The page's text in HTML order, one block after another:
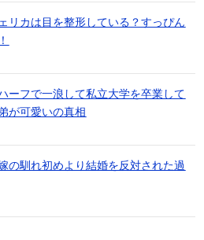
リカは目を整形している？すっぴん
ーフで一浪して私立大学を卒業して
が可愛いの真相
の馴れ初めより結婚を反対された過